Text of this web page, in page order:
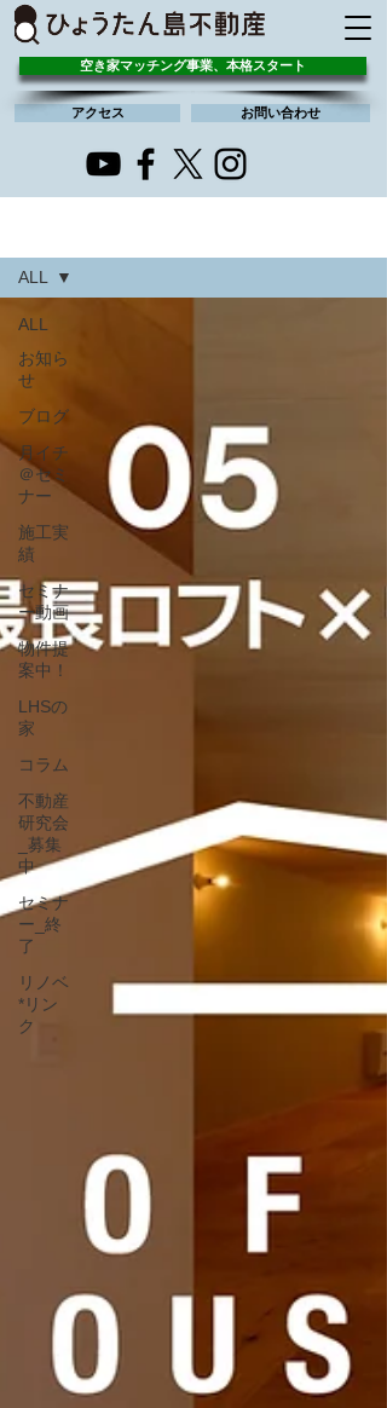
アクセス お問い合わせ
空き家マッチング事業、本格スタート
ALL
お知ら
せ
ブログ
月イチ
＠セミ
ナー
施工実
績
セミナ
ー動画
物件提
案中！
LHSの
家
コラム
不動産
研究会
_募集
中
セミナ
ー_終
了
リノベ
*リン
ク
ALL